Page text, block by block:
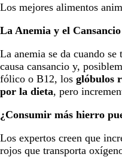
Los mejores alimentos
La Anemia y el Cansancio
La anemia se da cuando
causa cansancio y,
fólico o B12, los glóbulos
por la dieta, pero
¿Consumir más hierro
Los expertos creen que
rojos que transporta